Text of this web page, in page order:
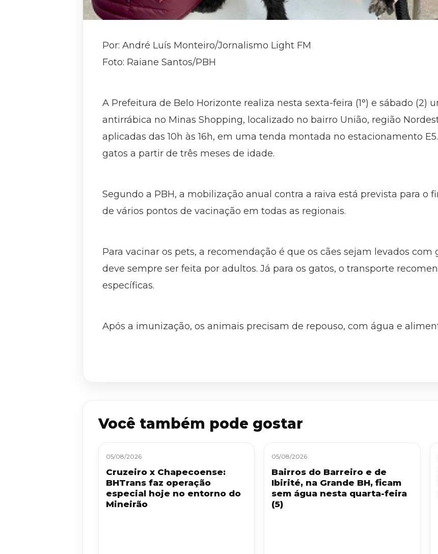
Por: André Luís Monteiro/Jornalismo Light FM
Foto: Raiane Santos/PBH
A Prefeitura de Belo Horizonte realiza nesta sexta-feira (1°) e sábado (2)
antirrábica no Minas Shopping, localizado no bairro União, região
aplicadas das 10h às 16h, em uma tenda montada no estacionamento
gatos a partir de três meses de idade.
Segundo a PBH, a mobilização anual contra a raiva está prevista para o
de vários pontos de vacinação em todas as regionais.
Para vacinar os pets, a recomendação é que os cães sejam levados com
deve sempre ser feita por adultos. Já para os gatos, o transporte
específicas.
Após a imunização, os animais precisam de repouso, com água e
Você também pode gostar
05/08/2026
Cruzeiro x Chapecoense:
BHTrans faz operação
especial hoje no entorno do
Mineirão
05/08/2026
Bairros do Barreiro e de
Ibirité, na Grande BH, ficam
sem água nesta quarta-feira
(5)